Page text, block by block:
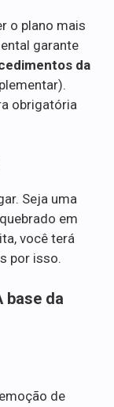
o plano mais
garante
da
obrigatória
Seja uma
em
você terá
por isso.
base da
de